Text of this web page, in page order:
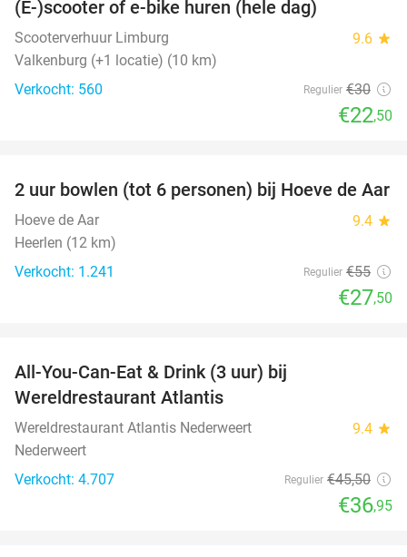
(E-)scooter of e-bike huren (hele dag)
Scooterverhuur Limburg 9.6 star
Valkenburg (+1 locatie) (10 km)
Verkocht: 560
Regulier €30
€22,50
50%
2 uur bowlen (tot 6 personen) bij Hoeve de Aar
Hoeve de Aar 9.4 star
Heerlen (12 km)
Verkocht: 1.241
Regulier €55
€27,50
All-You-Can-Eat & Drink (3 uur) bij
Wereldrestaurant Atlantis
Wereldrestaurant Atlantis Nederweert 9.4 star
Nederweert
Verkocht: 4.707
Regulier €45,50
€36,95